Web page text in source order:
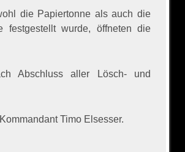
die Papiertonne als auch die
festgestellt wurde, öffneten die
Abschluss aller Lösch- und
Timo Elsesser.